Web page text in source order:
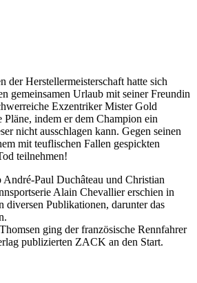
der Herstellermeisterschaft hatte sich
gemeinsamen Urlaub mit seiner Freundin
Exzentriker Mister Gold
Pläne, indem er dem Champion ein
nicht ausschlagen kann. Gegen seinen
mit teuflischen Fallen gespickten
teilnehmen!
Paul Duchâteau und Christian
Alain Chevallier erschien in
diversen Publikationen, darunter das
ging der französische Rennfahrer
publizierten ZACK an den Start.